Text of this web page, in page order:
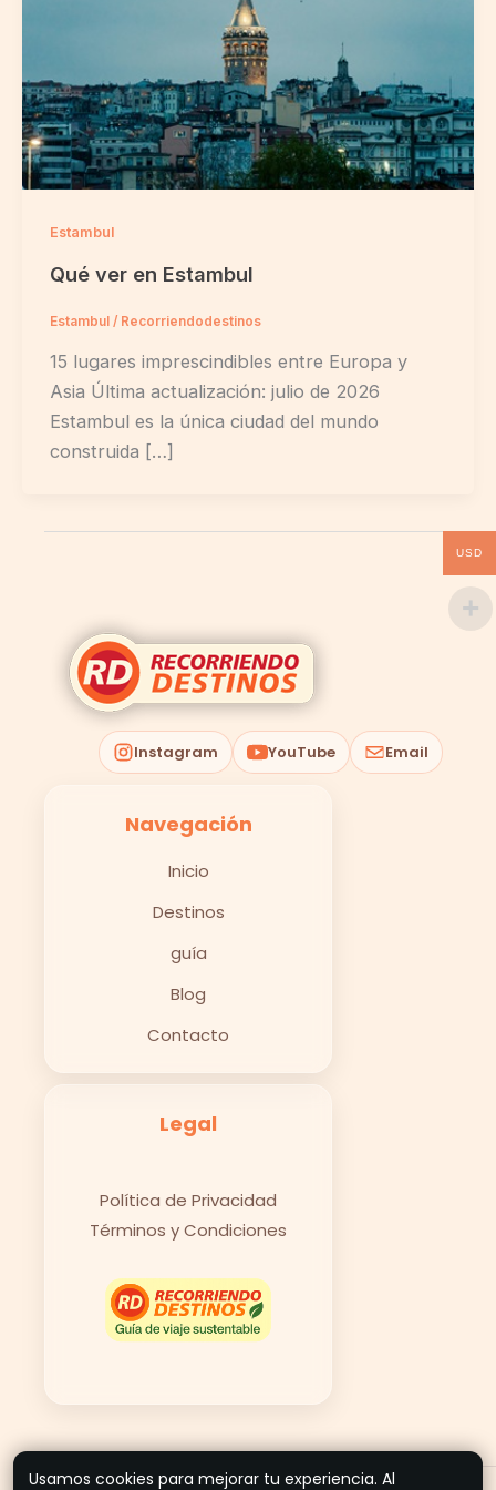
Estambul
Qué ver en Estambul
Estambul / Recorriendodestinos
15 lugares imprescindibles entre Europa y
Asia Última actualización: julio de 2026
Estambul es la única ciudad del mundo
construida […]
Instagram YouTube Email
Navegación
Inicio
Destinos
guía
Blog
Contacto
Legal
Política de Privacidad
Términos y Condiciones
USD
Usamos cookies para mejorar tu experiencia. Al